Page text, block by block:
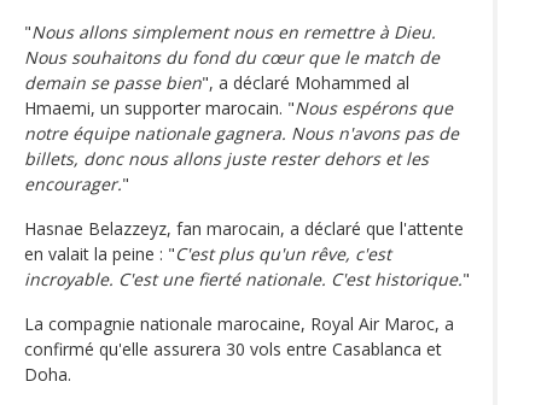
"Nous allons simplement nous en remettre à Dieu.
Nous souhaitons du fond du cœur que le match de
demain se passe bien", a déclaré Mohammed al
Hmaemi, un supporter marocain. "Nous espérons que
notre équipe nationale gagnera. Nous n'avons pas de
billets, donc nous allons juste rester dehors et les
encourager."
Hasnae Belazzeyz, fan marocain, a déclaré que l'attente
en valait la peine : "C'est plus qu'un rêve, c'est
incroyable. C'est une fierté nationale. C'est historique."
La compagnie nationale marocaine, Royal Air Maroc, a
confirmé qu'elle assurera 30 vols entre Casablanca et
Doha.